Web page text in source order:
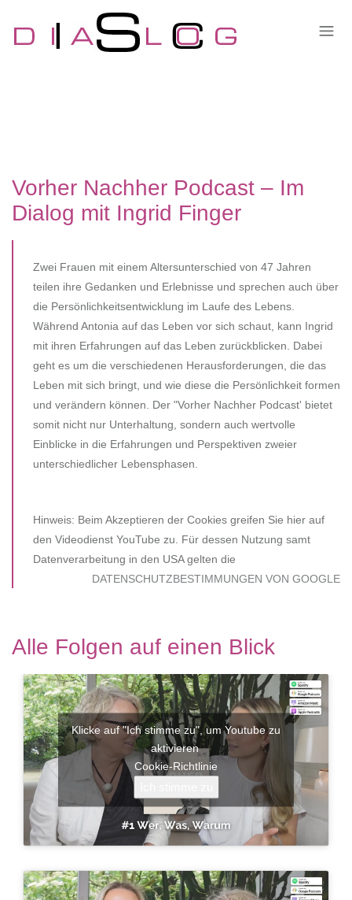
Vorher Nachher Podcast – Im
Dialog mit Ingrid Finger
Zwei Frauen mit einem Altersunterschied von 47 Jahren
teilen ihre Gedanken und Erlebnisse und sprechen auch über
die Persönlichkeitsentwicklung im Laufe des Lebens.
Während Antonia auf das Leben vor sich schaut, kann Ingrid
mit ihren Erfahrungen auf das Leben zurückblicken. Dabei
geht es um die verschiedenen Herausforderungen, die das
Leben mit sich bringt, und wie diese die Persönlichkeit formen
und verändern können. Der "Vorher Nachher Podcast' bietet
somit nicht nur Unterhaltung, sondern auch wertvolle
Einblicke in die Erfahrungen und Perspektiven zweier
unterschiedlicher Lebensphasen.
Hinweis: Beim Akzeptieren der Cookies greifen Sie hier auf
den Videodienst YouTube zu. Für dessen Nutzung samt
Datenverarbeitung in den USA gelten die
DATENSCHUTZBESTIMMUNGEN VON GOOGLE
Alle Folgen auf einen Blick
Klicke auf "Ich stimme zu", um Youtube zu
aktivieren
Cookie-Richtlinie